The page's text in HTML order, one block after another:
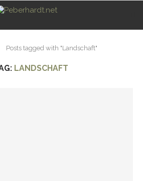
Posts tagged with "Landschaft"
LANDSCHAFT